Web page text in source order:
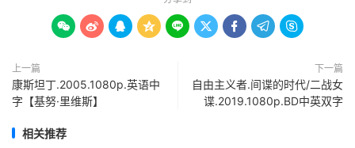
        
上一篇
康斯坦丁.2005.1080p.英语中
字【基努·里维斯】
下一篇
自由主义者.间谍的时代/二战女
谍.2019.1080p.BD中英双字
相关推荐